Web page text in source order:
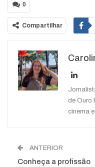
0
Compartilhar
WhatsApp
de Ouro
cinema
ANTERIOR
Conheça a profissão